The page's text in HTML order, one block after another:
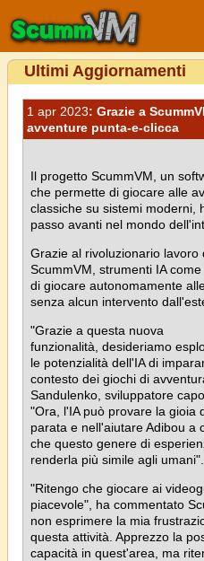
Ultimi Aggiornamenti
1 apr 2023: Grazie a
avventure punta-e-clicca
Il progetto ScummVM, un
che permette di giocare alle
classiche su sistemi moderni,
passo avanti nel mondo
Grazie al rivoluzionario lavoro
ScummVM, strumenti IA
di giocare autonomamente
senza alcun intervento
"Grazie a questa nuova
funzionalità, desideriamo
le potenzialità dell'IA di
contesto dei giochi di
Sandulenko, sviluppatore
"Ora, l'IA può provare la gioia
parata e nell'aiutare Adibou a
che questo genere di
renderla più simile agli umani".
"Ritengo che giocare ai
piacevole", ha commentato
non esprimere la mia
questa attività. Apprezzo la
capacità in quest'area, ma